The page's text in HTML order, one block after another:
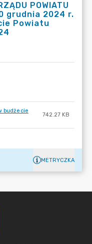
POWIATU
grudnia 2024 r.
Powiatu
budżecie
742.27 KB
METRYCZKA